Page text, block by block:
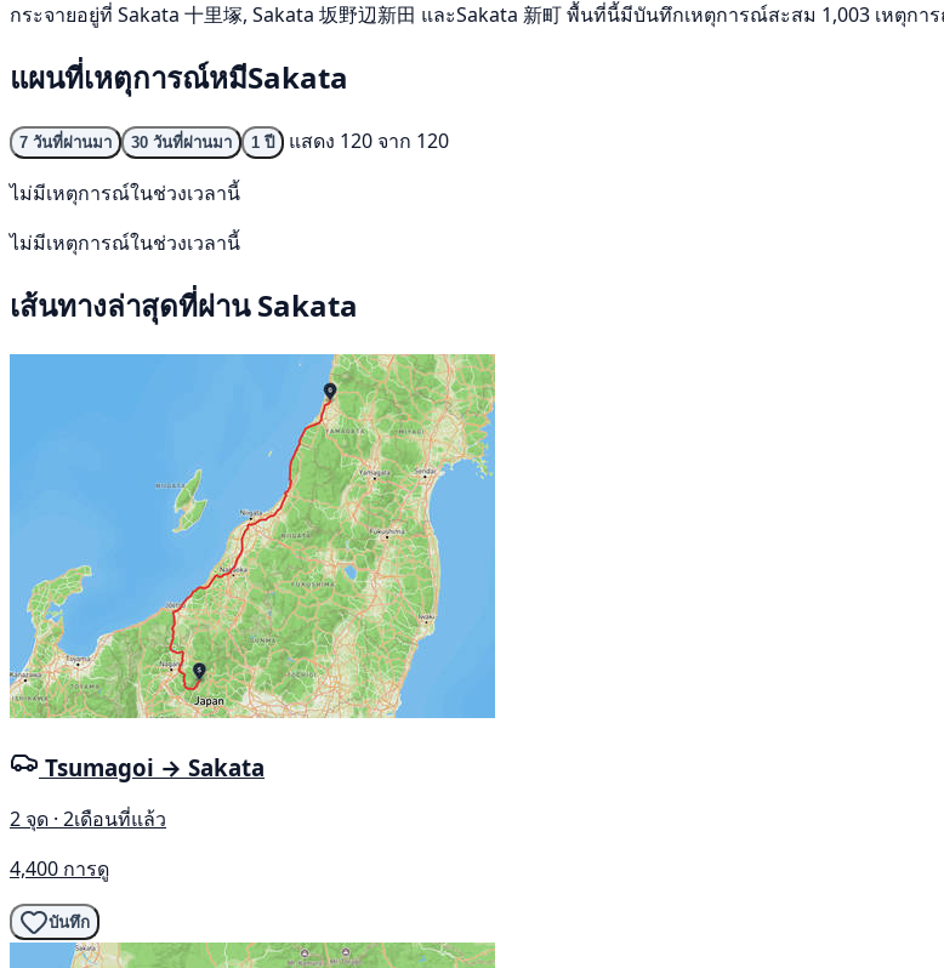
กระจายอยู่ที่ Sakata 十里塚, Sakata 坂野辺新田 และSakata 新町 พื้นที่นี้มีบันทึกเหตุการณ์สะสม 1,003 เหตุกา
แผนที่เหตุการณ์หมีSakata
7 วันที่ผ่านมา 30 วันที่ผ่านมา 1 ปี
แสดง 120 จาก 120
ไม่มีเหตุการณ์ในช่วงเวลานี้
ไม่มีเหตุการณ์ในช่วงเวลานี้
เส้นทางล่าสุดที่ผ่าน Sakata
Tsumagoi → Sakata
2 จุด · 2เดือนที่แล้ว
4,400 การดู
บันทึก